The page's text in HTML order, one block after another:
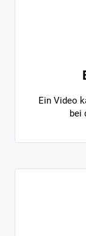
Ein Video
bei